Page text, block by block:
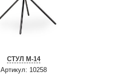
СТУЛ M-14
Артикул: 10258